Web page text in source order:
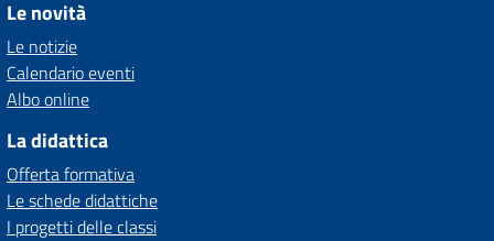
Le novità
Le notizie
Calendario eventi
Albo online
La didattica
Offerta formativa
Le schede didattiche
I progetti delle classi